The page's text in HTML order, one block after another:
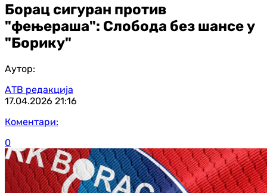
Борац сигуран против
"фењераша": Слобода без шансе у
"Борику"
Аутор:
АТВ редакција
17.04.2026 21:16
Коментари:
0